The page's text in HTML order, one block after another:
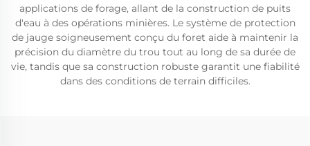
applications de forage, allant de la construction de puits
d'eau à des opérations minières. Le système de protection
de jauge soigneusement conçu du foret aide à maintenir la
précision du diamètre du trou tout au long de sa durée de
vie, tandis que sa construction robuste garantit une fiabilité
dans des conditions de terrain difficiles.